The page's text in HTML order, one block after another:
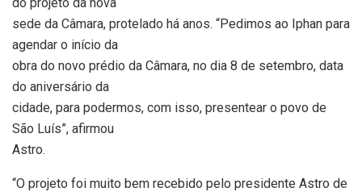
sede da Câmara, protelado há anos. “Pedimos ao Iphan para
agendar o início da
obra do novo prédio da Câmara, no dia 8 de setembro, data
do aniversário da
cidade, para podermos, com isso, presentear o povo de
São Luís”, afirmou
Astro.
“O projeto foi muito bem recebido pelo presidente Astro de